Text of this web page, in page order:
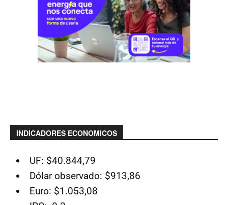
INDICADORES ECONOMICOS
UF: $40.844,79
Dólar observado: $913,86
Euro: $1.053,08